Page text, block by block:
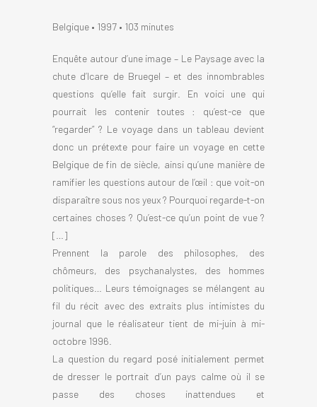
Belgique • 1997 • 103 minutes
Enquête autour d’une image – Le Paysage avec la
chute d’Icare de Bruegel – et des innombrables
questions qu’elle fait surgir. En voici une qui
pourrait les contenir toutes : qu’est-ce que
“regarder” ? Le voyage dans un tableau devient
donc un prétexte pour faire un voyage en cette
Belgique de fin de siècle, ainsi qu’une manière de
ramifier les questions autour de l’œil : que voit-on
disparaître sous nos yeux ? Pourquoi regarde-t-on
certaines choses ? Qu’est-ce qu’un point de vue ?
[…]
Prennent la parole des philosophes, des
chômeurs, des psychanalystes, des hommes
politiques… Leurs témoignages se mélangent au
fil du récit avec des extraits plus intimistes du
journal que le réalisateur tient de mi-juin à mi-
octobre 1996.
La question du regard posé initialement permet
de dresser le portrait d’un pays calme où il se
passe des choses inattendues et